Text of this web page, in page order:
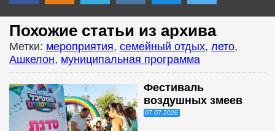
Похожие статьи из архива
Метки: мероприятия, семейный отдых, лето,
Ашкелон, муниципальная программа
Фестиваль
воздушных змеев
07.07.2026